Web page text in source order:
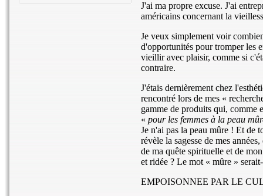
J'ai ma propre excuse. J'ai
américains concernant la
Je veux simplement voir
d'opportunités pour tromper les
vieillir avec plaisir, comme si
contraire.
J'étais dernièrement chez
rencontré lors de mes «
gamme de produits qui, comme
« pour les femmes à la peau
Je n'ai pas la peau mûre ! Et de
révèle la sagesse de mes
de ma quête spirituelle et de
et ridée ? Le mot « mûre »
EMPOISONNEE PAR LE